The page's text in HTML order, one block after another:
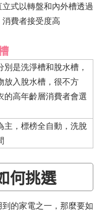
式以轉盤和內外槽透過
費者接受度高
是洗淨槽和脫水槽，
放入脫水槽，很不方
的高年齡層消費者會選
主，標榜全自動，洗脫
何挑選
的家電之一，那麼要如